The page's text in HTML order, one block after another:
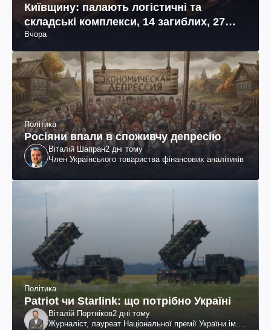
Київщину: палають логістичні та
складські комплекси, 14 загиблих, 27
поранених (фото, відео)
Вчора
Політика
Росіяни впали в споживчу депресію
Віталій Шапран2 дні тому
Член Українського товариства фінансових аналітиків
Політика
Patriot чи Starlink: що потрібно Україні
Віталій Портніков2 дні тому
Журналіст, лауреат Національної премії України ім.